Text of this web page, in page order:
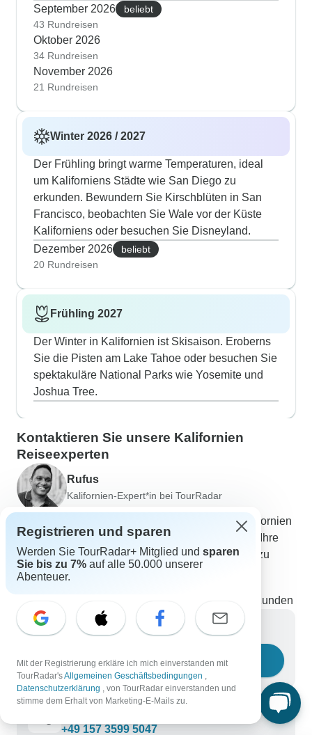
September 2026
beliebt
43 Rundreisen
Oktober 2026
34 Rundreisen
November 2026
21 Rundreisen
Winter 2026 / 2027
Der Frühling bringt warme Temperaturen, ideal
um Kaliforniens Städte wie San Diego zu
erkunden. Bewundern Sie Kirschblüten in San
Francisco, beobachten Sie Wale vor der Küste
Kaliforniens oder besuchen Sie Disneyland.
Dezember 2026
beliebt
20 Rundreisen
Frühling 2027
Der Winter in Kalifornien ist Skisaison. Eroberns
Sie die Pisten am Lake Tahoe oder besuchen Sie
spektakuläre National Parks wie Yosemite und
Joshua Tree.
Kontaktieren Sie unsere Kalifornien
Reiseexperten
Rufus
Kalifornien-Expert*in bei TourRadar
Rufus ist Teil unseres erfahrenen Teams von Kalifornien
Reiseexperten. Wenden Sie sich an uns, um alle Ihre
Fragen über Kalifornien Rundreisen beantwortet zu
bekommen!
636 verifizierte Bewertungen von TourRadar-Kunden
Schreiben Sie uns eine Nachricht
Eine Frage stellen
Rufen Sie uns an
+49 157 3599 5047
Registrieren und sparen
Werden Sie TourRadar+ Mitglied und sparen
Sie bis zu 7% auf alle 50.000 unserer
Abenteuer.
Mit der Registrierung erkläre ich mich einverstanden mit
TourRadar'sAllgemeinen Geschäftsbedingungen ,
Datenschutzerklärung , von TourRadar einverstanden und
stimme dem Erhalt von Marketing-E-Mails zu.